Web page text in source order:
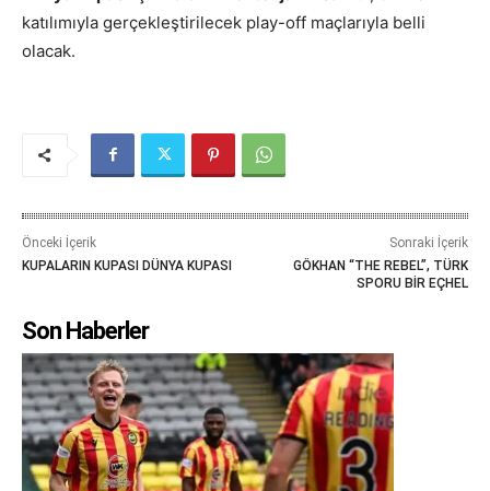
katılımıyla gerçekleştirilecek play-off maçlarıyla belli
olacak.
Önceki İçerik
KUPALARIN KUPASI DÜNYA KUPASI
Sonraki İçerik
GÖKHAN “THE REBEL”, TÜRK
SPORU BİR EÇHEL
Son Haberler